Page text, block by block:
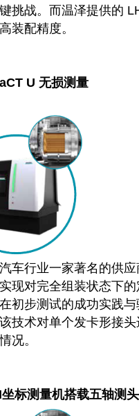
挑战。而温泽提供的
装配精度。
U 无损测量
车行业一家著名的供
现对完全组装状态下
初步测试的成功实践
技术对单个发卡形接
况。
标测量机搭载五轴测头